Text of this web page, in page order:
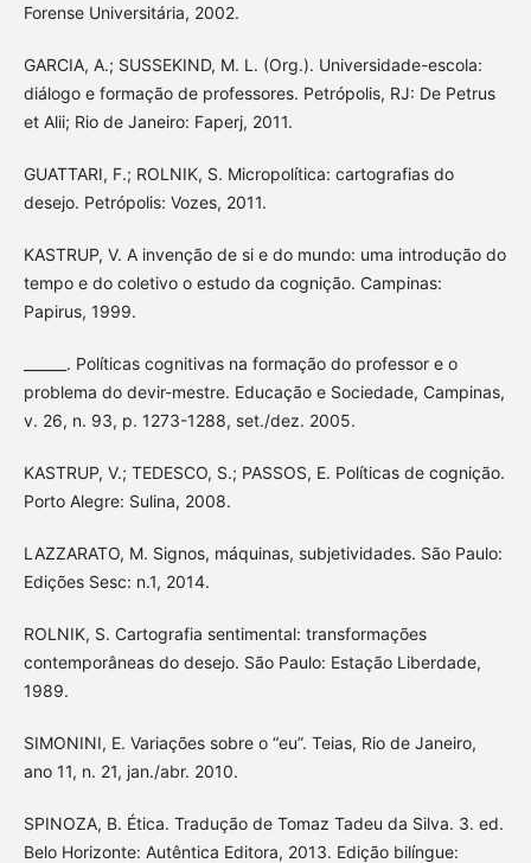
Forense Universitária, 2002.
GARCIA, A.; SUSSEKIND, M. L. (Org.). Universidade-escola:
diálogo e formação de professores. Petrópolis, RJ: De Petrus
et Alii; Rio de Janeiro: Faperj, 2011.
GUATTARI, F.; ROLNIK, S. Micropolítica: cartografias do
desejo. Petrópolis: Vozes, 2011.
KASTRUP, V. A invenção de si e do mundo: uma introdução do
tempo e do coletivo o estudo da cognição. Campinas:
Papirus, 1999.
______. Políticas cognitivas na formação do professor e o
problema do devir-mestre. Educação e Sociedade, Campinas,
v. 26, n. 93, p. 1273-1288, set./dez. 2005.
KASTRUP, V.; TEDESCO, S.; PASSOS, E. Políticas de cognição.
Porto Alegre: Sulina, 2008.
LAZZARATO, M. Signos, máquinas, subjetividades. São Paulo:
Edições Sesc: n.1, 2014.
ROLNIK, S. Cartografia sentimental: transformações
contemporâneas do desejo. São Paulo: Estação Liberdade,
1989.
SIMONINI, E. Variações sobre o “eu”. Teias, Rio de Janeiro,
ano 11, n. 21, jan./abr. 2010.
SPINOZA, B. Ética. Tradução de Tomaz Tadeu da Silva. 3. ed.
Belo Horizonte: Autêntica Editora, 2013. Edição bilíngue: